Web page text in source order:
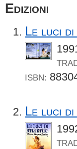
Edizioni
Le luci
ISBN:
Le luci